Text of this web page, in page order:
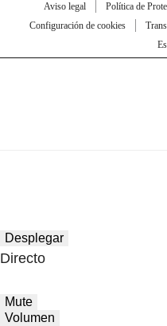
Aviso legal Política de
Configuración de cookies
Desplegar
Directo
Mute
Volumen